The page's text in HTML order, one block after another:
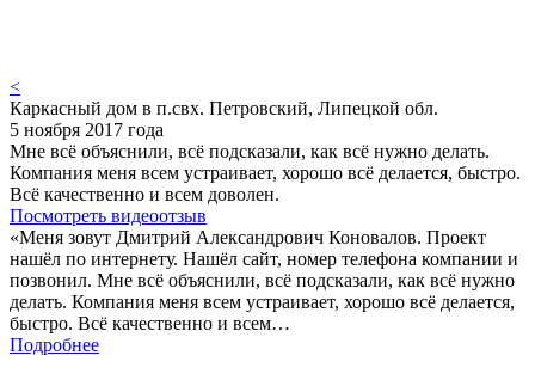
<
Каркасный дом в п.свх. Петровский, Липецкой обл.
5 ноября 2017 года
Мне всё объяснили, всё подсказали, как всё нужно делать.
Компания меня всем устраивает, хорошо всё делается, быстро.
Всё качественно и всем доволен.
Посмотреть видеоотзыв
«Меня зовут Дмитрий Александрович Коновалов. Проект
нашёл по интернету. Нашёл сайт, номер телефона компании и
позвонил. Мне всё объяснили, всё подсказали, как всё нужно
делать. Компания меня всем устраивает, хорошо всё делается,
быстро. Всё качественно и всем…
Подробнее